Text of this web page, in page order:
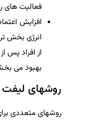
فعالیت های
افزایش
انرژی بخش
از افراد
بهبود می
روشهای
روشهای متعددی